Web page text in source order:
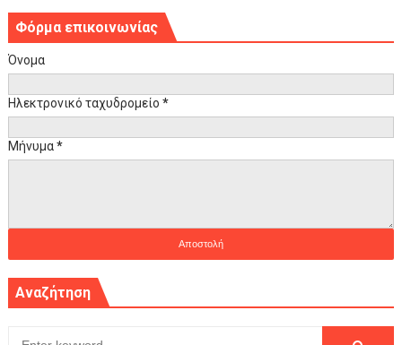
Φόρμα επικοινωνίας
Όνομα
Ηλεκτρονικό ταχυδρομείο *
Μήνυμα*
Αναζήτηση